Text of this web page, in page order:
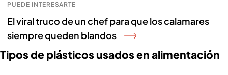
PUEDE INTERESARTE
El viral truco de un chef para que los calamares
siempre queden blandos
Tipos de plásticos usados en alimentación